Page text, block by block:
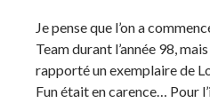
Je pense que l’on a
Team durant l’année 98,
rapporté un exemplaire de
Fun était en carence… Pour